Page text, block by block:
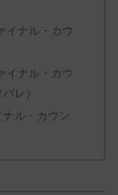
イナル・カウ
イナル・カウ
レ）
ル・カウン